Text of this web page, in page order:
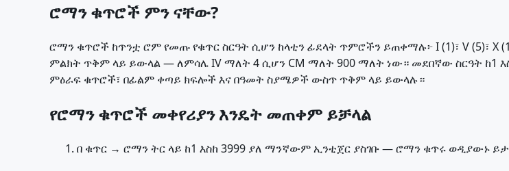
ሮማን ቁጥሮች ምን ናቸው?
ሮማን ቁጥሮች ከጥንቷ ሮም የመጡ የቁጥር ስርዓት ሲሆን ከላቲን ፊደላት ጥምሮችን ይጠቀማሉ፦ I (1)፣ V (5)፣ X (10)፣
ምልክት ጥቅም ላይ ይውላል — ለምሳሌ IV ማለት 4 ሲሆን CM ማለት 900 ማለት ነው። መደበኛው ስርዓት ከ1
ምዕራፍ ቁጥሮች፣ በፊልም ቀጣይ ክፍሎች እና በዓመት ስያሜዎች ውስጥ ጥቅም ላይ ይውላሉ።
የሮማን ቁጥሮች መቀየሪያን እንዴት መጠቀም ይቻላል
በ ቁጥር → ሮማን ትር ላይ ከ1 እስከ 3999 ያለ ማንኛውም ኢንቲጀር ያስገቡ — ሮማን ቁጥሩ ወዲያውኑ